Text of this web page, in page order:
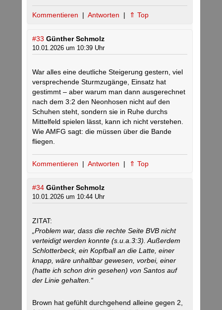
Kommentieren | Antworten | ⇑ Top
#33 Günther Schmolz
10.01.2026 um 10:39 Uhr
War alles eine deutliche Steigerung gestern, viel
versprechende Sturmzugänge, Einsatz hat
gestimmt – aber warum man dann ausgerechnet
nach dem 3:2 den Neonhosen nicht auf den
Schuhen steht, sondern sie in Ruhe durchs
Mittelfeld spielen lässt, kann ich nicht verstehen.
Wie AMFG sagt: die müssen über die Bande
fliegen.
Kommentieren | Antworten | ⇑ Top
#34 Günther Schmolz
10.01.2026 um 10:44 Uhr
ZITAT:
„Problem war, dass die rechte Seite BVB nicht
verteidigt werden konnte (s.u.a.3:3). Außerdem
Schlotterbeck, ein Kopfball an die Latte, einer
knapp, wäre unhaltbar gewesen, vorbei, einer
(hatte ich schon drin gesehen) von Santos auf
der Linie gehalten.“
Brown hat gefühlt durchgehend alleine gegen 2,